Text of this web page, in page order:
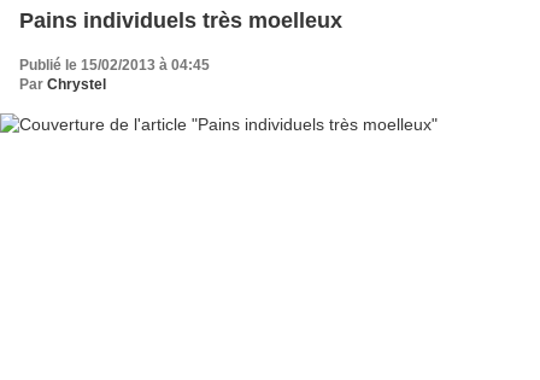
Pains individuels très moelleux
Publié le 15/02/2013 à 04:45
Par Chrystel